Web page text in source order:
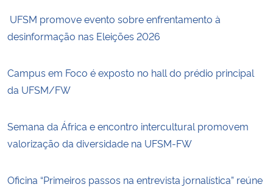
UFSM promove evento sobre enfrentamento à
desinformação nas Eleições 2026
Campus em Foco é exposto no hall do prédio principal
da UFSM/FW
Semana da África e encontro intercultural promovem
valorização da diversidade na UFSM-FW
Oficina “Primeiros passos na entrevista jornalística” reúne